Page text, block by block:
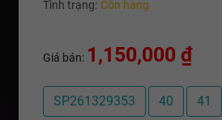
Tình trạng: Còn hàng
Giá bán: 1,150,000 ₫
SP261329353 40 41